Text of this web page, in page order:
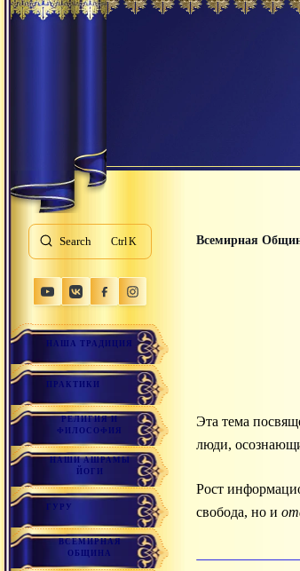
Search K
НАША ТРАДИЦИЯ
ПРАКТИКИ
РЕЛИГИЯ И
ФИЛОСОФИЯ
НАШИ АШРАМЫ
ЙОГИ
ГУРУ
ВСЕМИРНАЯ
ОБЩИНА
Всемирная
Эта тема посвящена экологии мышления — тому, как мы её понимаем с точки зрения учения, и тому, как её понимают другие,
люди,
Рост
свобода, но и